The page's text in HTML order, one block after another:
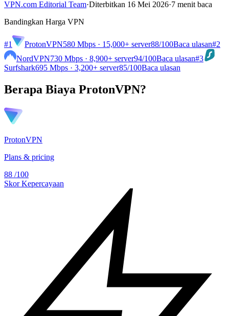
VPN.com Editorial Team·Diterbitkan 16 Mei 2026·7 menit baca
Bandingkan Harga VPN
#1 ProtonVPN580 Mbps · 15,000+ server88/100Baca ulasan#2
NordVPN730 Mbps · 8,900+ server94/100Baca ulasan#3
Surfshark695 Mbps · 3,200+ server85/100Baca ulasan
Berapa Biaya ProtonVPN?
ProtonVPN
Plans & pricing
88 /100
Skor Kepercayaan